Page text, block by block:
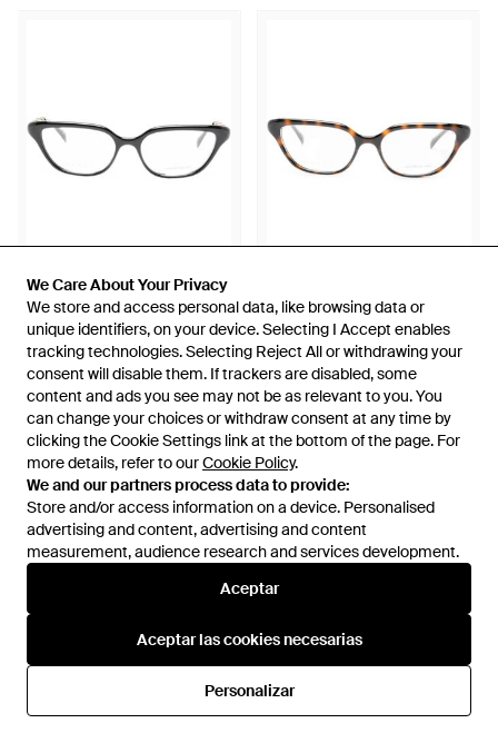
We Care About Your Privacy
We store and access personal data, like browsing data or
unique identifiers, on your device. Selecting I Accept enables
tracking technologies. Selecting Reject All or withdrawing your
consent will disable them. If trackers are disabled, some
content and ads you see may not be as relevant to you. You
can change your choices or withdraw consent at any time by
clicking the Cookie Settings link at the bottom of the page. For
more details, refer to ourCookie Policy.
We and our partners process data to provide:
Store and/or access information on a device. Personalised
advertising and content, advertising and content
measurement, audience research and services development.
Aceptar
Aceptar las cookies necesarias
Personalizar
We Care About Your Privacy
We store and access personal data, like browsing data or
unique identifiers, on your device. Selecting I Accept enables
tracking technologies. Selecting Reject All or withdrawing your
consent will disable them. If trackers are disabled, some
content and ads you see may not be as relevant to you. You
can change your choices or withdraw consent at any time by
clicking the Cookie Settings link at the bottom of the page. For
more details, refer to ourCookie Policy.
We and our partners process data to provide:
Store and/or access information on a device. Personalised
advertising and content, advertising and content
measurement, audience research and services development.
Aceptar
Aceptar las cookies necesarias
Personalizar
337 €
Gucci
Gafas Con Montura Cat Eye Y
Detalle De Bambú - Blanco
EnFARFETCH
337 €
Gucci
Gafas Con Montura Cat Eye Y
Efecto De Bambú - Blanco
EnFARFETCH
Gucci
680 €
Gucci